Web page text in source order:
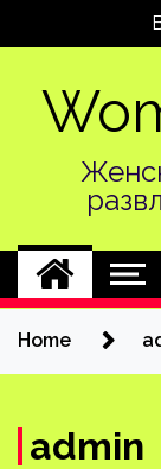
Home
admin